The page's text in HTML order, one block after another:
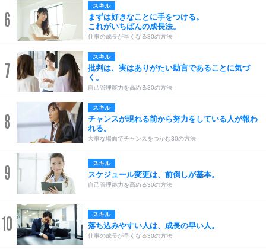
6
スキル
まずは好きなことに手をつける。
これがいちばんの成長法。
仕事の成長が早くなる30の方法
7
スキル
批判は、実はありがたい助言であることに気づ
く。
自己管理能力を高める30の方法
8
スキル
チャンスが現れる前から努力をしている人が報わ
れる。
大事な場面でチャンスをつかむ30の方法
9 スキル
スケジュール変更は、前倒しが基本。
自己管理能力を高める30の方法
10 スキル
落ち込みやすい人は、成長の早い人。
仕事の成長が早くなる30の方法